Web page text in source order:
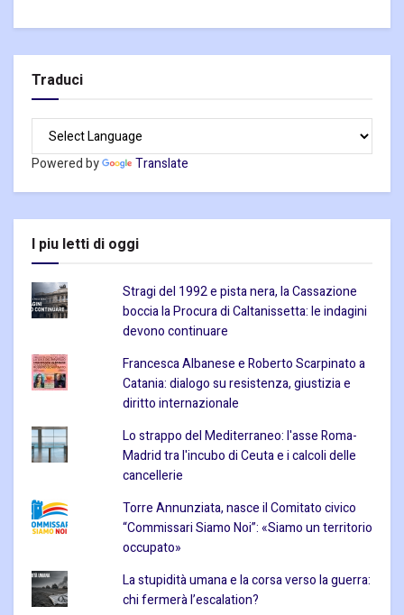
Traduci
Powered by Translate
I piu letti di oggi
Stragi del 1992 e pista nera, la Cassazione
boccia la Procura di Caltanissetta: le indagini
devono continuare
Francesca Albanese e Roberto Scarpinato a
Catania: dialogo su resistenza, giustizia e
diritto internazionale
Lo strappo del Mediterraneo: l'asse Roma-
Madrid tra l'incubo di Ceuta e i calcoli delle
cancellerie
Torre Annunziata, nasce il Comitato civico
“Commissari Siamo Noi”: «Siamo un territorio
occupato»
La stupidità umana e la corsa verso la guerra:
chi fermerà l’escalation?